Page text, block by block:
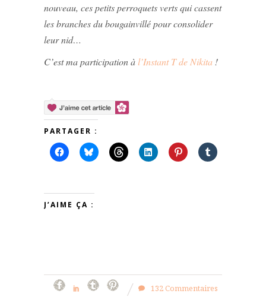
nouveau, ces petits perroquets verts qui cassent
les branches du bougainvillé pour consolider
leur nid…
C’est ma participation àl’Instant T de Nikita !
PARTAGER :
J’AIME ÇA :
132 Commentaires